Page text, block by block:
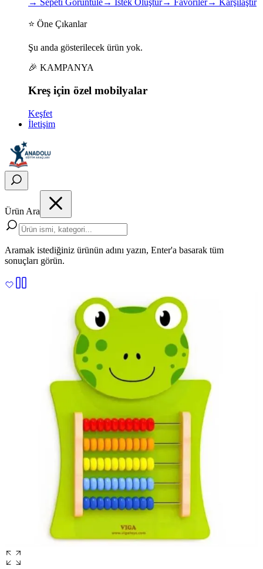
→ Sepeti Görüntüle→ İstek Oluştur→ Favoriler→ Karşılaştır
⭐ Öne Çıkanlar
Şu anda gösterilecek ürün yok.
🎉 KAMPANYA
Kreş için özel mobilyalar
Keşfet
İletişim
Ürün Ara
Aramak istediğiniz ürünün adını yazın, Enter'a basarak tüm
sonuçları görün.